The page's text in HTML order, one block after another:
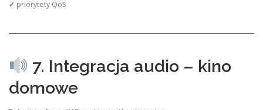
✔ priorytety QoS
7. Integracja audio – kino
domowe